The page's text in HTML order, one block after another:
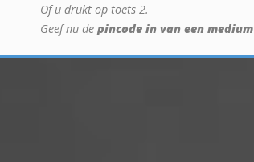
Of u drukt op toets 2.
Geef nu de pincode in van een medium